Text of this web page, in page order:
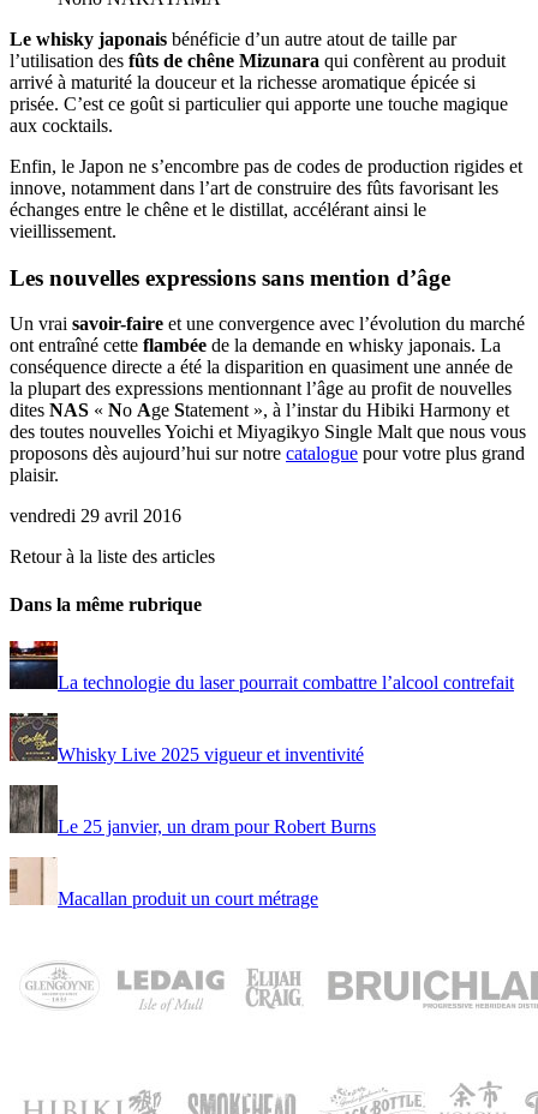
Le whisky japonais bénéficie d’un autre atout de taille par
l’utilisation des fûts de chêne Mizunara qui confèrent au produit
arrivé à maturité la douceur et la richesse aromatique épicée si
prisée. C’est ce goût si particulier qui apporte une touche magique
aux cocktails.
Enfin, le Japon ne s’encombre pas de codes de production rigides et
innove, notamment dans l’art de construire des fûts favorisant les
échanges entre le chêne et le distillat, accélérant ainsi le
vieillissement.
Les nouvelles expressions sans mention d’âge
Un vrai savoir-faire et une convergence avec l’évolution du marché
ont entraîné cette flambée de la demande en whisky japonais. La
conséquence directe a été la disparition en quasiment une année de
la plupart des expressions mentionnant l’âge au profit de nouvelles
dites NAS « No Age Statement », à l’instar du Hibiki Harmony et
des toutes nouvelles Yoichi et Miyagikyo Single Malt que nous vous
proposons dès aujourd’hui sur notre catalogue pour votre plus grand
plaisir.
vendredi 29 avril 2016
Retour à la liste des articles
Dans la même rubrique
La technologie du laser pourrait combattre l’alcool contrefait
Whisky Live 2025 vigueur et inventivité
Le 25 janvier, un dram pour Robert Burns
Macallan produit un court métrage